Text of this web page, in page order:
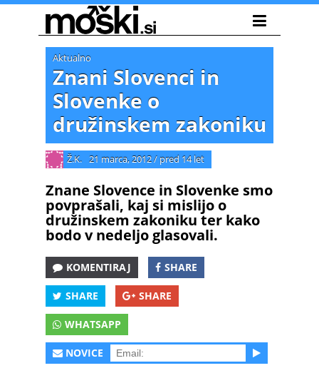
Aktualno
Znani Slovenci in
Slovenke o
družinskem zakoniku
Ž.K. 21 marca, 2012/ pred 14 let
Znane Slovence in Slovenke smo
povprašali, kaj si mislijo o
družinskem zakoniku ter kako
bodo v nedeljo glasovali.
KOMENTIRAJ SHARE
SHARE SHARE
WHATSAPP
NOVICE